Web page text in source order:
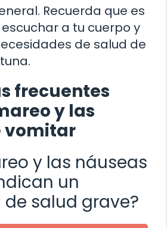
Recuerda que es
a tu cuerpo y
de salud de
frecuentes
y las
vomitar
y las náuseas
un
salud grave?